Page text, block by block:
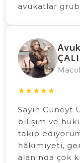
avukatlar
★★★★★
Sayın Cüneyt
bilişim ve
takip
hâkimiyeti,
alanında çok